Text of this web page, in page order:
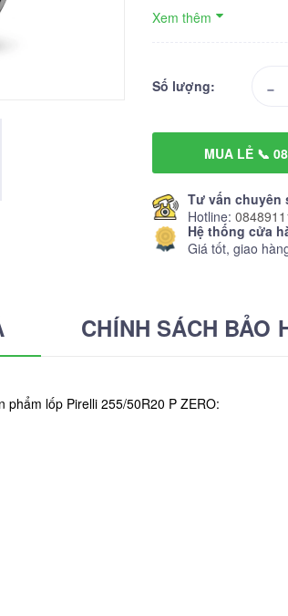
Xem thêm
Số lượng: -
MUA LẺ 📞
Tư vấn chuyên
Hotline:
Hệ thống cửa
Giá tốt, giao
CHÍNH SÁCH BẢO
lốp Pirelli 255/50R20 P ZERO: